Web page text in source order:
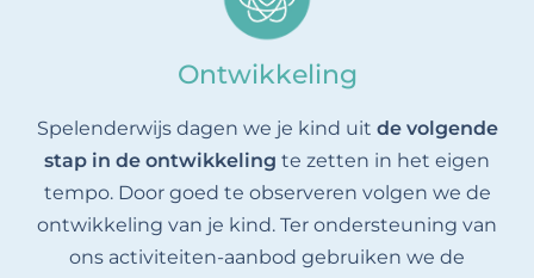
Ontwikkeling
Spelenderwijs dagen we je kind uit de volgende
stap in de ontwikkeling te zetten in het eigen
tempo. Door goed te observeren volgen we de
ontwikkeling van je kind. Ter ondersteuning van
ons activiteiten-aanbod gebruiken we de